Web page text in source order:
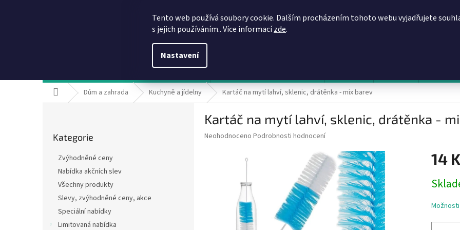
Tento web používá soubory cookie. Dalším procházením tohoto webu vyjadřujete
s jejich používáním.. Více informacízde.
Nastavení
Domů Dům a zahrada Kuchyně a jídelny Kartáč na mytí lahví, sklenic, drátěnka - mix barev
kategorie
Kategorie
Zvýhodněné ceny
Nabídka akčních slev
Všechny produkty
Slevy, zvýhodněné ceny, akce
Speciální nabídky
Limitovaná nabídka
Kartáč na mytí lahví, sklenic, drátěnka -
Průměrné
hvězdiček.
Neohodnoceno Podrobnosti hodnocení
14
cena: